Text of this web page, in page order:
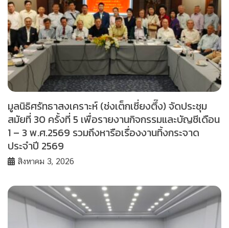
มูลนิธิศรัทธาสงเคราะห์ (ช่งเต็กเซี่ยงตึ๊ง) จัดประชุม
สมัยที่ 30 ครั้งที่ 5 เพื่อรายงานกิจกรรมและบัญชีเดือน
1 – 3 พ.ศ.2569 รวมถึงหารือเรื่องงานทิ้งกระจาด
ประจำปี 2569
สิงหาคม 3, 2026